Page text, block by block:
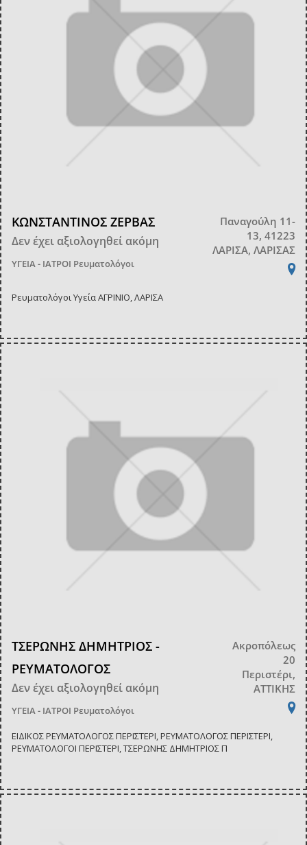
ΚΩΝΣΤΑΝΤΙΝΟΣ ΖΕΡΒΑΣ
Δεν έχει αξιολογηθεί ακόμη
ΥΓΕΙΑ - ΙΑΤΡΟΙ Ρευματολόγοι
Παναγούλη 11-
13, 41223
ΛΑΡΙΣΑ, ΛΑΡΙΣΑΣ
Ρευματολόγοι Υγεία ΑΓΡΙΝΙΟ, ΛΑΡΙΣΑ
ΤΣΕΡΩΝΗΣ ΔΗΜΗΤΡΙΟΣ -
ΡΕΥΜΑΤΟΛΟΓΟΣ
Δεν έχει αξιολογηθεί ακόμη
ΥΓΕΙΑ - ΙΑΤΡΟΙ Ρευματολόγοι
Ακροπόλεως
20
Περιστέρι,
ΑΤΤΙΚΗΣ
ΕΙΔΙΚΟΣ ΡΕΥΜΑΤΟΛΟΓΟΣ ΠΕΡΙΣΤΕΡΙ, ΡΕΥΜΑΤΟΛΟΓΟΣ ΠΕΡΙΣΤΕΡΙ,
ΡΕΥΜΑΤΟΛΟΓΟΙ ΠΕΡΙΣΤΕΡΙ, ΤΣΕΡΩΝΗΣ ΔΗΜΗΤΡΙΟΣ Π